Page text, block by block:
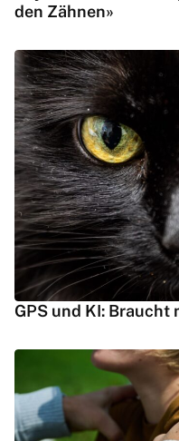
den Zähnen»
GPS und KI: Braucht